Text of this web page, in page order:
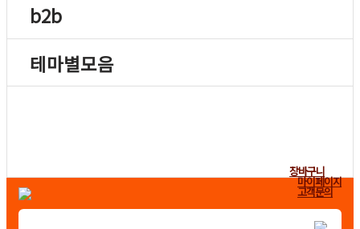
b2b
테마별모음
장바구니
마이페이지
고객문의